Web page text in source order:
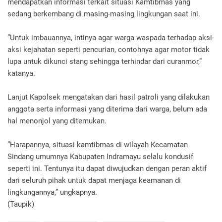
sedang berkembang di masing-masing lingkungan saat ini.
“Untuk imbauannya, intinya agar warga waspada terhadap aksi-
aksi kejahatan seperti pencurian, contohnya agar motor tidak
lupa untuk dikunci stang sehingga terhindar dari curanmor,”
katanya.
Lanjut Kapolsek mengatakan dari hasil patroli yang dilakukan
anggota serta informasi yang diterima dari warga, belum ada
hal menonjol yang ditemukan.
“Harapannya, situasi kamtibmas di wilayah Kecamatan
Sindang umumnya Kabupaten Indramayu selalu kondusif
seperti ini. Tentunya itu dapat diwujudkan dengan peran aktif
dari seluruh pihak untuk dapat menjaga keamanan di
lingkungannya,” ungkapnya.
(Taupik)